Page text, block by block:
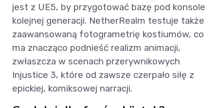
jest z UE5, by przygotować bazę pod konsole
kolejnej generacji. NetherRealm testuje także
zaawansowaną fotogrametrię kostiumów, co
ma znacząco podnieść realizm animacji,
zwłaszcza w scenach przerywnikowych
Injustice 3, które od zawsze czerpało siłę z
epickiej, komiksowej narracji.